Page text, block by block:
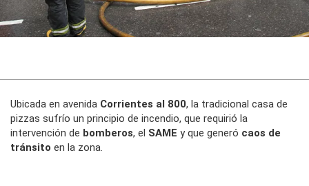
Ubicada en avenida Corrientes al 800, la tradicional casa de
pizzas sufrío un principio de incendio, que requirió la
intervención de bomberos, el SAME y que generó caos de
tránsito en la zona.